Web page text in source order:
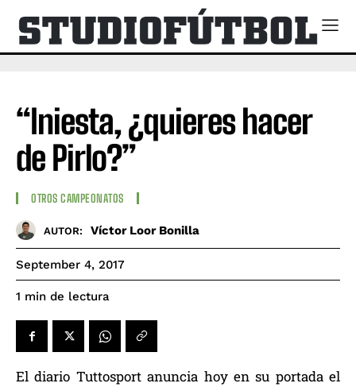
“Iniesta, ¿quieres hacer
de Pirlo?”
OTROS CAMPEONATOS
AUTOR: Víctor Loor Bonilla
September 4, 2017
1 min de lectura
El diario Tuttosport anuncia hoy en su portada el